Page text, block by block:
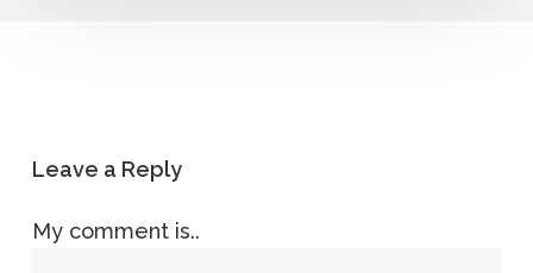
Leave a Reply
My comment is..